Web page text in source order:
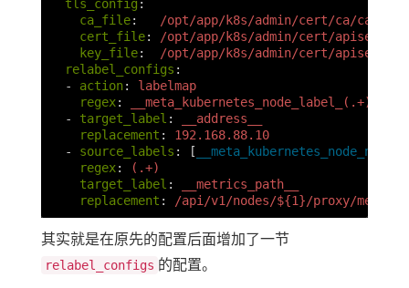
tls_config :
ca_file:
/opt/app/k8s/admin/cert/ca/ca.pem
cert_file:
/opt/app/k8s/admin/cert/
key_file:
/opt/app/k8s/admin/cert/
relabel_configs :
-
action:
labelmap
regex:
__meta_kubernetes_node_label_(.+)
-
target_label :
__address__
replacement :
192.168.88.10
-
source_labels : [ __meta_kubernetes_node_name
regex:
(.+)
target_label :
__metrics_path__
replacement : /api/v1/nodes/${1}/proxy/metrics
其实就是在原先的配置后面增加了一节
relabel_configs 的配置。